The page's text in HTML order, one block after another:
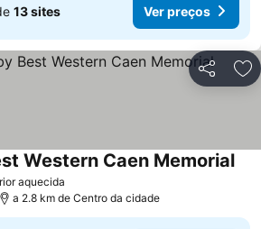
13 sites Ver preços
Partilhar
aquecida
Western Caen Memorial
a 2.8 km de Centro da cidade